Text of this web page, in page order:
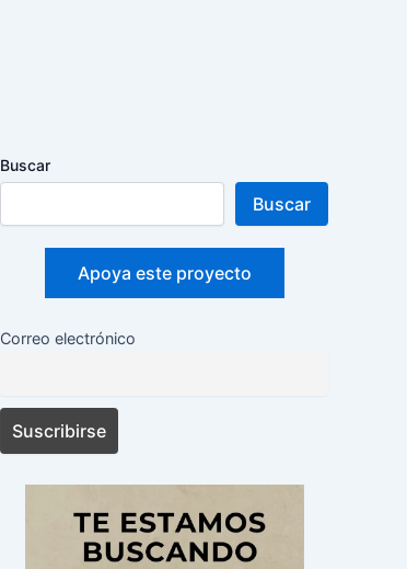
Buscar
Buscar
Apoya este proyecto
Correo electrónico